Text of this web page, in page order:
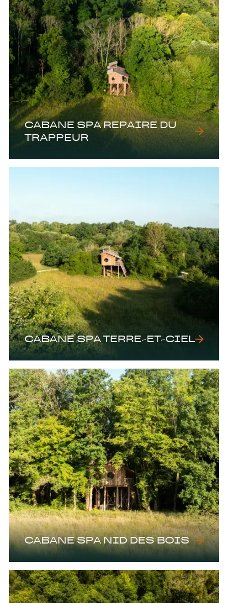
CABANE SPA REPAIRE DU
TRAPPEUR
CABANE SPA TERRE-ET-CIEL
CABANE SPA NID DES BOIS